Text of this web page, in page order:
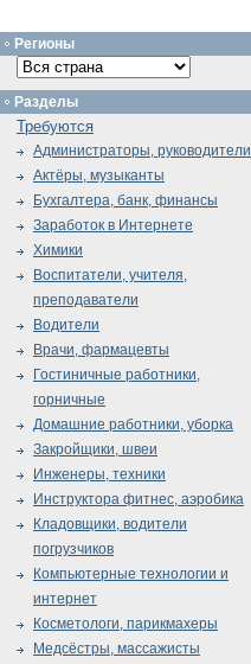
Регионы
Разделы
Требуются
Администраторы, руководители
Актёры, музыканты
Бухгалтера, банк, финансы
Заработок в Интернете
Химики
Воспитатели, учителя,
преподаватели
Водители
Врачи, фармацевты
Гостиничные работники,
горничные
Домашние работники, уборка
Закройщики, швеи
Инженеры, техники
Инструктора фитнес, аэробика
Кладовщики, водители
погрузчиков
Компьютерные технологии и
интернет
Косметологи, парикмахеры
Медсёстры, массажисты